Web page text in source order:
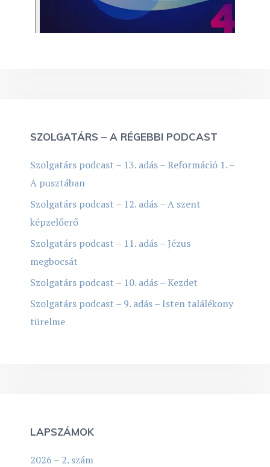
SZOLGATÁRS – A RÉGEBBI PODCAST
Szolgatárs podcast – 13. adás – Reformáció 1. –
A pusztában
Szolgatárs podcast – 12. adás – A szent
képzelőerő
Szolgatárs podcast – 11. adás – Jézus
megbocsát
Szolgatárs podcast – 10. adás – Kezdet
Szolgatárs podcast – 9. adás – Isten találékony
türelme
LAPSZÁMOK
2026 – 2. szám